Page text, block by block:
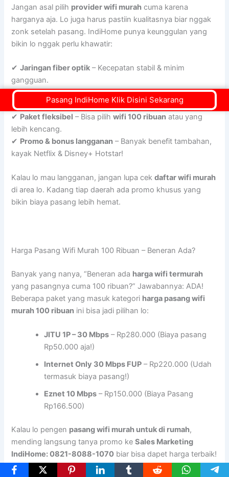
Jangan asal pilih provider wifi murah cuma karena
harganya aja. Lo juga harus pastiin kualitasnya biar nggak
zonk setelah pasang. IndiHome punya keunggulan yang
bikin lo nggak perlu khawatir:
✔Jaringan fiber optik – Kecepatan stabil & minim
gangguan.
✔Layanan pelanggan 24 jam– Ada kendala? IndiHome
siap bantu kapan aja.
✔ Paket fleksibel – Bisa pilihwifi 100 ribuan atau yang
lebih kencang.
✔ Promo & bonus langganan – Banyak benefit tambahan,
kayak Netflix & Disney+ Hotstar!
Kalau lo mau langganan, jangan lupa cekdaftar wifi murah
di area lo. Kadang tiap daerah ada promo khusus yang
bikin biaya pasang lebih hemat.
Harga Pasang Wifi Murah 100 Ribuan – Beneran Ada?
Banyak yang nanya, “Beneran ada harga wifi termurah
yang pasangnya cuma 100 ribuan?” Jawabannya: ADA!
Beberapa paket yang masuk kategori harga pasang wifi
murah 100 ribuan ini bisa jadi pilihan lo:
JITU 1P – 30 Mbps – Rp280.000 (Biaya pasang
Rp50.000 aja!)
Internet Only 30 Mbps FUP – Rp220.000 (Udah
termasuk biaya pasang!)
Eznet 10 Mbps – Rp150.000 (Biaya Pasang
Rp166.500)
Kalau lo pengen pasang wifi murah untuk di rumah,
mending langsung tanya promo keSales Marketing
IndiHome: 0821-8088-1070 biar bisa dapet harga terbaik!
Pasang IndiHome Klik Disini Sekarang